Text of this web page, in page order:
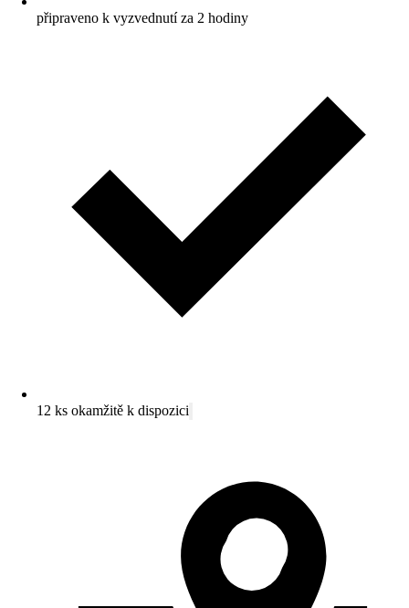
připraveno k vyzvednutí za 2 hodiny
12 ks okamžitě k dispozici